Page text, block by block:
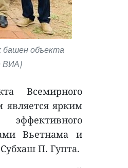
башен объекта
ВИА)
Всемирного
является ярким
Вьетнама и
П. Гупта.